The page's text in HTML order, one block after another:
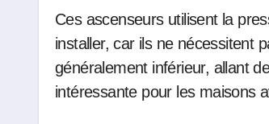
Ces ascenseurs utilisent la
installer, car ils ne nécessitent
généralement inférieur, allant
intéressante pour les maisons